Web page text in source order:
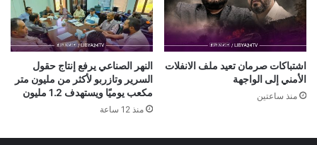
اشتباكات صرمان تعيد ملف الانفلات
الأمني إلى الواجهة
منذ ساعتين
النهر الصناعي يرفع إنتاج حقول
السرير وتازربو لأكثر من مليون متر
مكعب يوميًا ويستهدف 1.2 مليون
منذ 12 ساعة